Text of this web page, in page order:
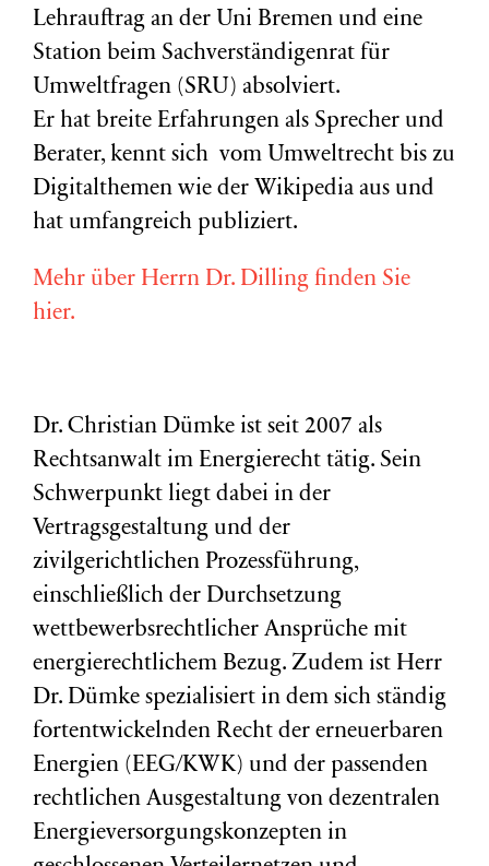
Lehrauftrag an der Uni Bremen und eine
Station beim Sachverständigenrat für
Umweltfragen (SRU) absolviert.
Er hat breite Erfahrungen als Sprecher und
Berater, kennt sich vom Umweltrecht bis zu
Digitalthemen wie der Wikipedia aus und
hat umfangreich publiziert.
Mehr über Herrn Dr. Dilling finden Sie
hier.
Dr. Christian Dümke ist seit 2007 als
Rechtsanwalt im Energierecht tätig. Sein
Schwerpunkt liegt dabei in der
Vertragsgestaltung und der
zivilgerichtlichen Prozessführung,
einschließlich der Durchsetzung
wettbewerbsrechtlicher Ansprüche mit
energierechtlichem Bezug. Zudem ist Herr
Dr. Dümke spezialisiert in dem sich ständig
fortentwickelnden Recht der erneuerbaren
Energien (EEG/KWK) und der passenden
rechtlichen Ausgestaltung von dezentralen
Energieversorgungskonzepten in